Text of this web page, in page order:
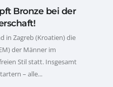
Bronze bei der
in Zagreb (Kroatien) die
der Männer im
Stil statt. Insgesamt
– alle...